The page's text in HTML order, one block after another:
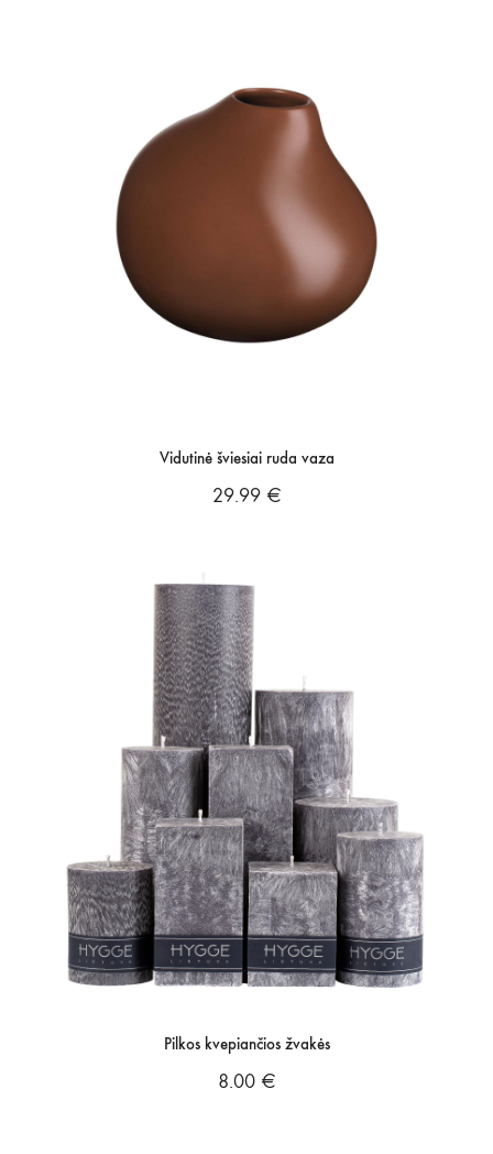
Vidutinė šviesiai ruda vaza
29.99 €
Pilkos kvepiančios žvakės
8.00 €